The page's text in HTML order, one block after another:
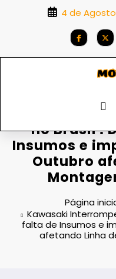
4 de
Kawasaki
no Brasil :
Insumos e
Outubro
Página
Kawasaki
falta de Insumos e
afetando Linha